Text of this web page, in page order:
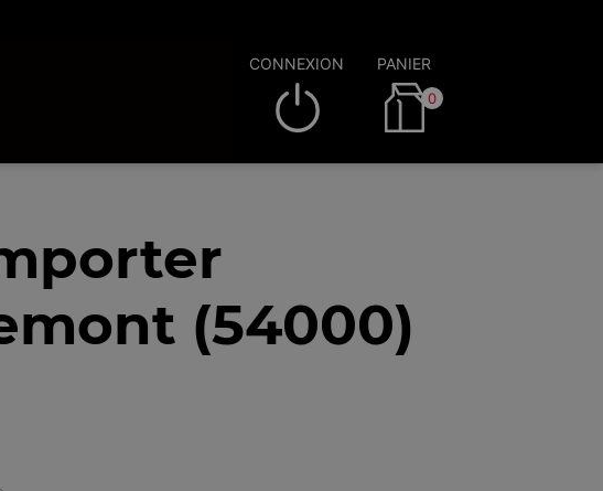
CONNEXION PANIER
0
(54000)